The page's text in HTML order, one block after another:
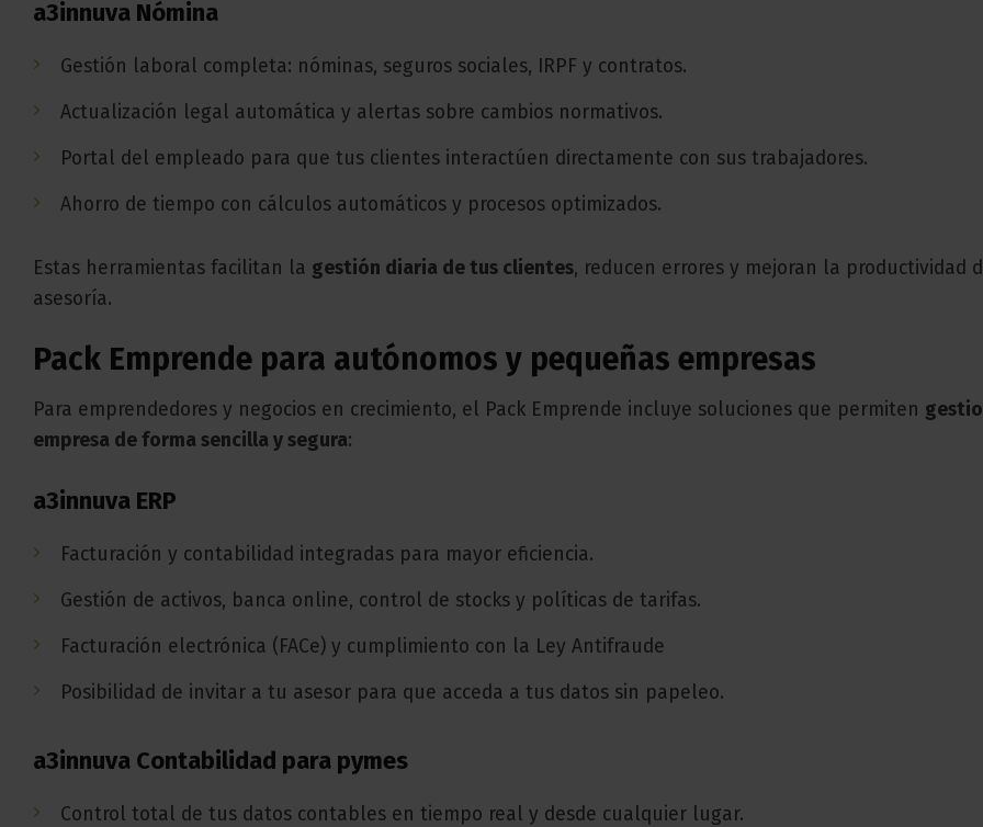
a3innuva Nómina
Gestión laboral completa: nóminas, seguros sociales, IRPF y contratos.
Actualización legal automática y alertas sobre cambios normativos.
Portal del empleado para que tus clientes interactúen directamente con sus trabajadores.
Ahorro de tiempo con cálculos automáticos y procesos optimizados.
Estas herramientas facilitan la gestión diaria de tus clientes, reducen errores y mejoran la productividad
asesoría.
Pack Emprende para autónomos y pequeñas empresas
Para emprendedores y negocios en crecimiento, el Pack Emprende incluye soluciones que permiten
empresa de forma sencilla y segura:
a3innuva ERP
Facturación y contabilidad integradas para mayor eficiencia.
Gestión de activos, banca online, control de stocks y políticas de tarifas.
Facturación electrónica (FACe) y cumplimiento con la Ley Antifraude
Posibilidad de invitar a tu asesor para que acceda a tus datos sin papeleo.
a3innuva Contabilidad para pymes
Control total de tus datos contables en tiempo real y desde cualquier lugar.